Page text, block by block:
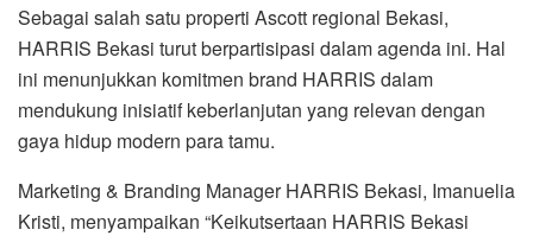
Sebagai salah satu properti Ascott regional Bekasi,
HARRIS Bekasi turut berpartisipasi dalam agenda ini. Hal
ini menunjukkan komitmen brand HARRIS dalam
mendukung inisiatif keberlanjutan yang relevan dengan
gaya hidup modern para tamu.
Marketing & Branding Manager HARRIS Bekasi, Imanuelia
Kristi, menyampaikan “Keikutsertaan HARRIS Bekasi